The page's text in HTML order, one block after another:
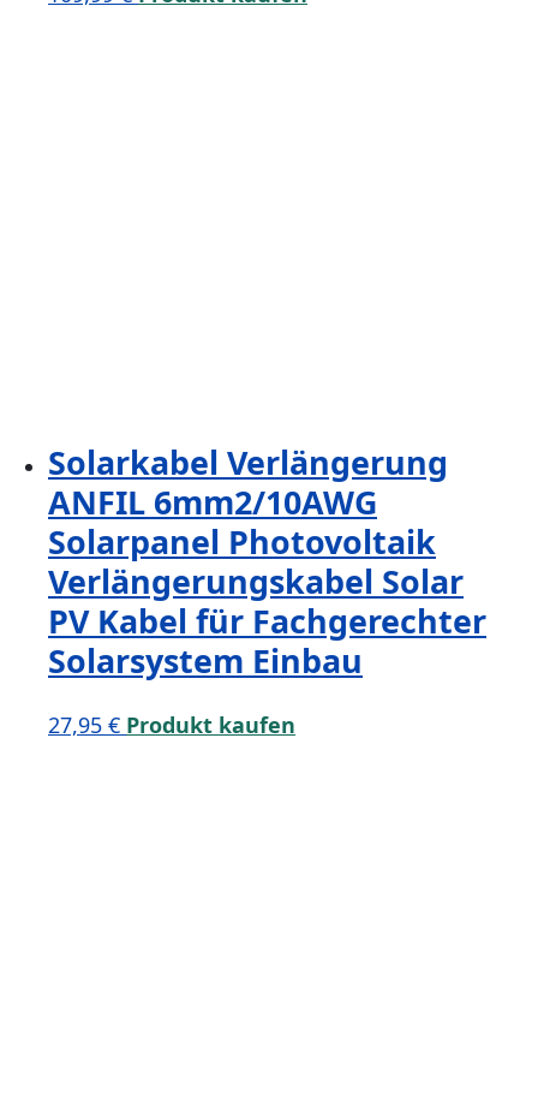
Solarkabel Verlängerung
ANFIL 6mm2/10AWG
Solarpanel Photovoltaik
Verlängerungskabel Solar
PV Kabel für Fachgerechter
Solarsystem Einbau
27,95 € Produkt kaufen